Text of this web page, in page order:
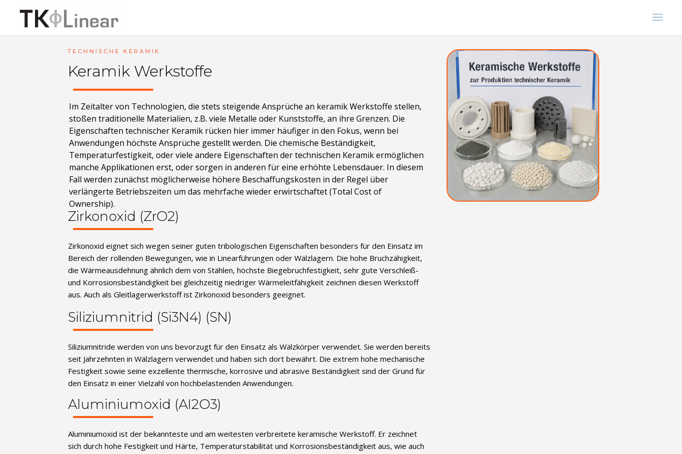
TECHNISCHE KERAMIK
Keramik Werkstoffe
Im Zeitalter von Technologien, die stets steigende Ansprüche an keramik Werkstoffe stellen,
stoßen traditionelle Materialien, z.B. viele Metalle oder Kunststoffe, an ihre Grenzen. Die
Eigenschaften technischer Keramik rücken hier immer häufiger in den Fokus, wenn bei
Anwendungen höchste Ansprüche gestellt werden. Die chemische Beständigkeit,
Temperaturfestigkeit, oder viele andere Eigenschaften der technischen Keramik ermöglichen
manche Applikationen erst, oder sorgen in anderen für eine erhöhte Lebensdauer. In diesem
Fall werden zunächst möglicherweise höhere Beschaffungskosten in der Regel über
verlängerte Betriebszeiten um das mehrfache wieder erwirtschaftet (Total Cost of
Ownership).
Zirkonoxid (ZrO2)
Zirkonoxid eignet sich wegen seiner guten tribologischen Eigenschaften besonders für den Einsatz im
Bereich der rollenden Bewegungen, wie in Linearführungen oder Wälzlagern. Die hohe Bruchzähigkeit,
die Wärmeausdehnung ähnlich dem von Stählen, höchste Biegebruchfestigkeit, sehr gute Verschleiß-
und Korrosionsbeständigkeit bei gleichzeitig niedriger Wärmeleitfähigkeit zeichnen diesen Werkstoff
aus. Auch als Gleitlagerwerkstoff ist Zirkonoxid besonders geeignet.
Siliziumnitrid (Si3N4) (SN)
Siliziumnitride werden von uns bevorzugt für den Einsatz als Wälzkörper verwendet. Sie werden bereits
seit Jahrzehnten in Wälzlagern verwendet und haben sich dort bewährt. Die extrem hohe mechanische
Festigkeit sowie seine exzellente thermische, korrosive und abrasive Beständigkeit sind der Grund für
den Einsatz in einer Vielzahl von hochbelastenden Anwendungen.
Aluminiumoxid (AI2O3)
Aluminiumoxid ist der bekannteste und am weitesten verbreitete keramische Werkstoff. Er zeichnet
sich durch hohe Festigkeit und Härte, Temperaturstabilität und Korrosionsbeständigkeit aus, wie auch